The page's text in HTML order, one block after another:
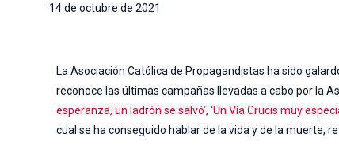
14 de octubre de 2021
La Asociación Católica de Propagandistas ha sido
reconoce las últimas campañas llevadas a cabo por la
esperanza, un ladrón se salvó’,‘Un Vía Crucis muy
cual se ha conseguido hablar de la vida y de la muerte,